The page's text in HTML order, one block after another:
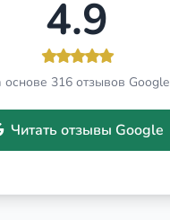
4.9
основе 316 отзывов Google
Читать отзывы Google